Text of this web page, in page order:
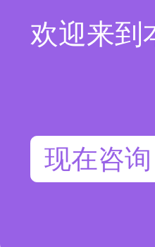
欢迎来到
现在咨询